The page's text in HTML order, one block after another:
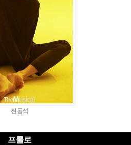
전동석
프롤로